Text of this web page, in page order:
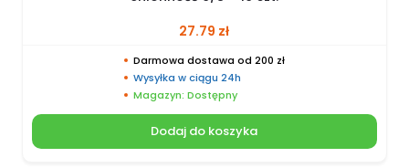
27.79 zł
Darmowa dostawa od 200 zł
Wysyłka w ciągu 24h
Magazyn: Dostępny
Dodaj do koszyka